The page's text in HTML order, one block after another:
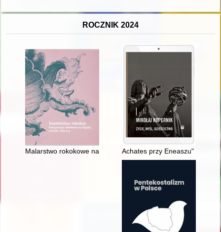
ROCZNIK 2024
Malarstwo rokokowe na Śląsku Achates przy Eneaszu" -